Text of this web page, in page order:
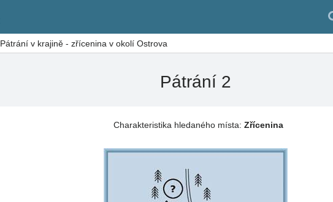
Pátrání v krajině - zřícenina v okolí Ostrova
Pátrání 2
Charakteristika hledaného místa: Zřícenina